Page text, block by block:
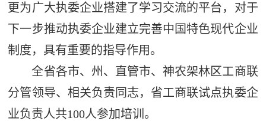
更为广大执委企业搭建了学习交流的平台，对于
下一步推动执委企业建立完善中国特色现代企业
制度，具有重要的指导作用。
全省各市、州、直管市、神农架林区工商联
分管领导、相关负责同志，省工商联试点执委企
业负责人共100人参加培训。